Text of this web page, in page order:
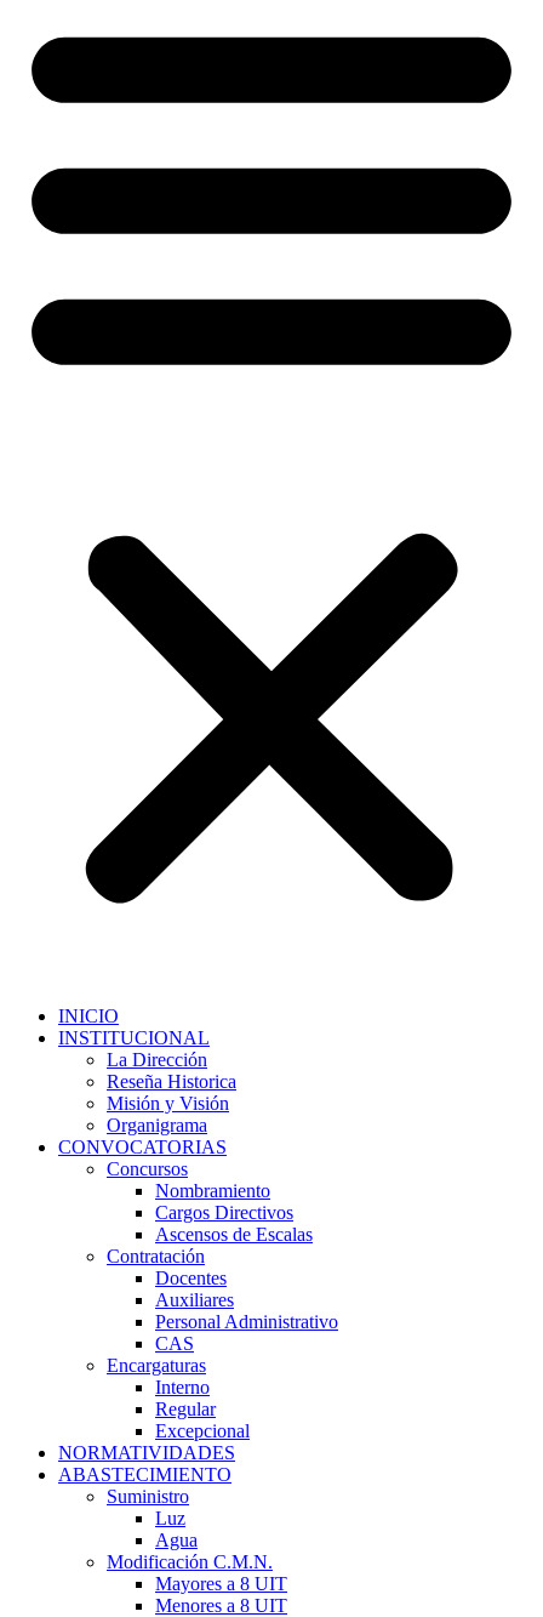
INICIO
INSTITUCIONAL
La Dirección
Reseña Historica
Misión y Visión
Organigrama
CONVOCATORIAS
Concursos
Nombramiento
Cargos Directivos
Ascensos de Escalas
Contratación
Docentes
Auxiliares
Personal Administrativo
CAS
Encargaturas
Interno
Regular
Excepcional
NORMATIVIDADES
ABASTECIMIENTO
Suministro
Luz
Agua
Modificación C.M.N.
Mayores a 8 UIT
Menores a 8 UIT